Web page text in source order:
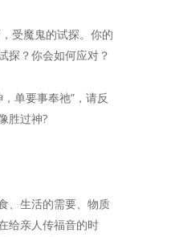
受魔鬼的试探。你的
探？你会如何应对？
单要事奉祂”，请反
胜过神?
、生活的需要、物质
给亲人传福音的时